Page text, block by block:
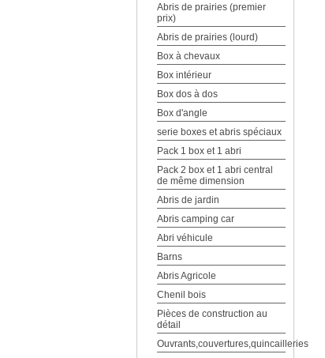
Abris de prairies (premier
prix)
Abris de prairies (lourd)
Box à chevaux
Box intérieur
Box dos à dos
Box d'angle
serie boxes et abris spéciaux
Pack 1 box et 1 abri
Pack 2 box et 1 abri central
de même dimension
Abris de jardin
Abris camping car
Abri véhicule
Barns
Abris Agricole
Chenil bois
Pièces de construction au
détail
Ouvrants,couvertures,quincailleries